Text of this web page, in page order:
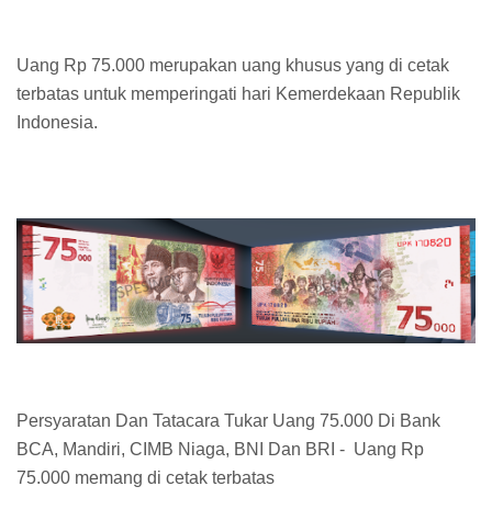
Uang Rp 75.000 merupakan uang khusus yang di cetak
terbatas untuk memperingati hari Kemerdekaan Republik
Indonesia.
Persyaratan Dan Tatacara Tukar Uang 75.000 Di Bank
BCA, Mandiri, CIMB Niaga, BNI Dan BRI - Uang Rp
75.000 memang di cetak terbatas